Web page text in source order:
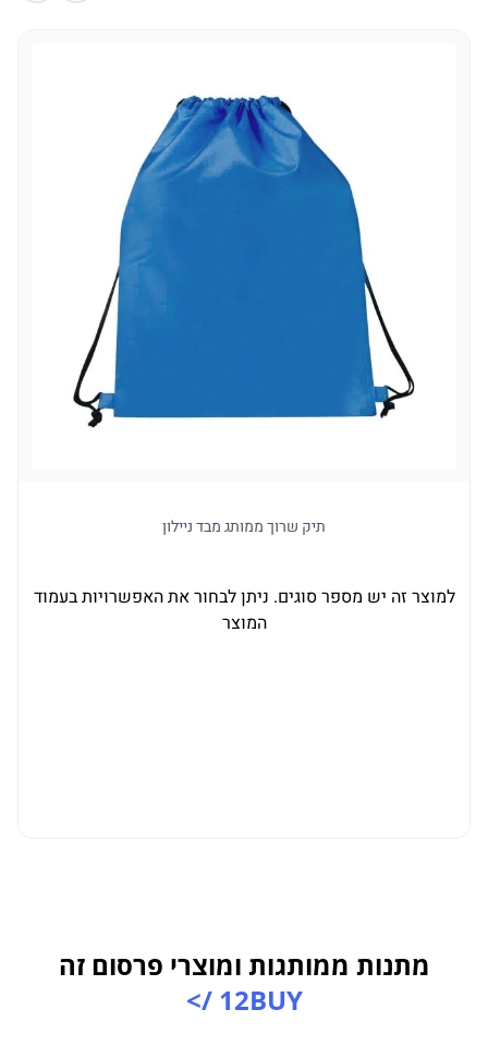
תיק שרוך ממותג מבד ניילון
למוצר זה יש מספר סוגים. ניתן לבחור את האפשרויות בעמוד
המוצר
מתנות ממותגות ומוצרי פרסום זה
12BUY />